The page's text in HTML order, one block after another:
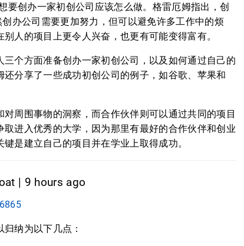
要创办一家初创公司应该怎么做。格雷厄姆指出，创
办公司需要更加努力，但可以避免许多工作中的烦
人的项目上更令人兴奋，也更有可能变得富有。
个方面准备创办一家初创公司，以及如何通过自己的
分享了一些成功初创公司的例子，如谷歌、苹果和
周围事物的洞察，而合作伙伴则可以通过共同的项目
进入优秀的大学，因为那里有最好的合作伙伴和创业
是建立自己的项目并在学业上取得成功。
| 9 hours ago
纳为以下几点：